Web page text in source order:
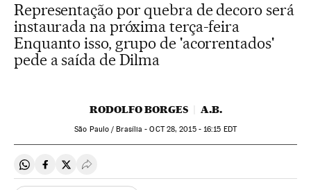
Representação por quebra de decoro será
instaurada na próxima terça-feira
Enquanto isso, grupo de 'acorrentados'
pede a saída de Dilma
RODOLFO BORGES A.B.
São Paulo / Brasília -OCT28, 2015 - 16:15 EDT
Compartir en Whatsapp
Compartir en Facebook
Compartir en Twitter
Desplegar Redes Sociales